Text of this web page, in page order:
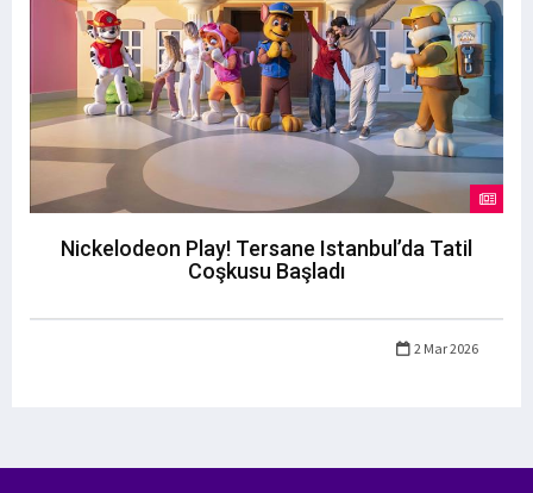
Nickelodeon Play! Tersane Istanbul’da Tatil
Coşkusu Başladı
2 Mar 2026